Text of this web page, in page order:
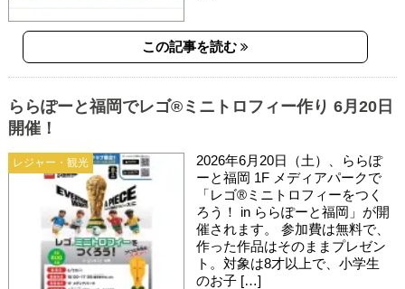
この記事を読む
レジャー・観光
ららぽーと福岡でレゴ®ミニトロフィー作り 6月20日
開催！
2026年6月20日（土）、ららぽ
ーと福岡 1F メディアパークで
「レゴ®ミニトロフィーをつく
ろう！ in ららぽーと福岡」が開
催されます。 参加費は無料で、
作った作品はそのままプレゼン
ト。対象は8才以上で、小学生
のお子 […]